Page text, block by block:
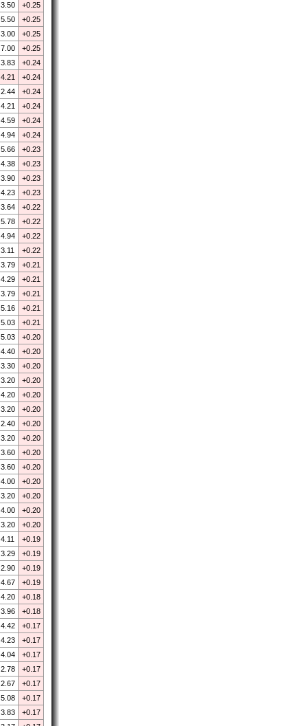
3.50
+0.25
5.50
+0.25
3.00
+0.25
7.00
+0.25
3.83
+0.24
4.21
+0.24
2.44
+0.24
4.21
+0.24
4.59
+0.24
4.94
+0.24
5.66
+0.23
4.38
+0.23
3.90
+0.23
4.23
+0.23
3.64
+0.22
5.78
+0.22
4.94
+0.22
3.11
+0.22
3.79
+0.21
4.29
+0.21
3.79
+0.21
5.16
+0.21
5.03
+0.21
5.03
+0.20
4.40
+0.20
3.30
+0.20
3.20
+0.20
4.20
+0.20
3.20
+0.20
2.40
+0.20
3.20
+0.20
3.60
+0.20
3.60
+0.20
4.00
+0.20
3.20
+0.20
4.00
+0.20
3.20
+0.20
4.11
+0.19
3.29
+0.19
2.90
+0.19
4.67
+0.19
4.20
+0.18
3.96
+0.18
4.42
+0.17
4.23
+0.17
4.04
+0.17
2.78
+0.17
2.67
+0.17
5.08
+0.17
3.83
+0.17